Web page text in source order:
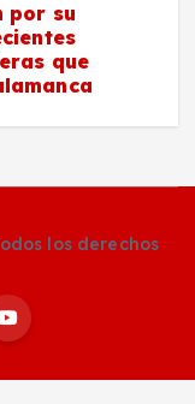
por su
que
los derechos